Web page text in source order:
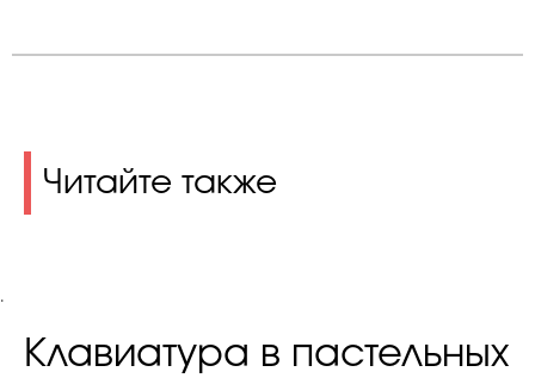
Читайте также
.
Клавиатура в пастельных